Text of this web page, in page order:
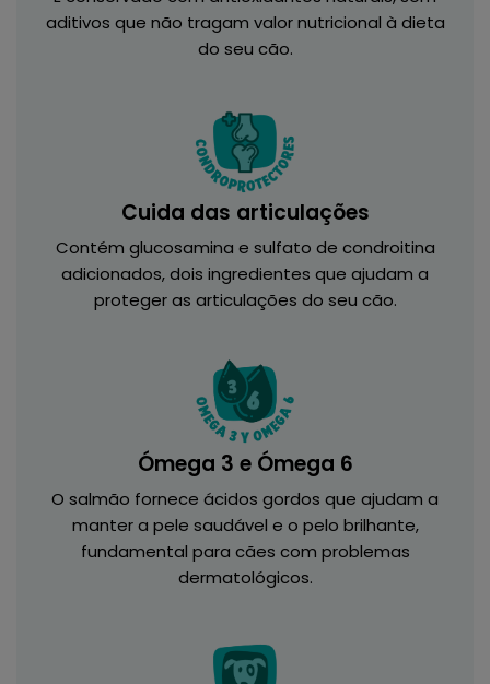
aditivos que não tragam valor nutricional à dieta
do seu cão.
Cuida das articulações
Contém glucosamina e sulfato de condroitina
adicionados, dois ingredientes que ajudam a
proteger as articulações do seu cão.
Ómega 3 e Ómega 6
O salmão fornece ácidos gordos que ajudam a
manter a pele saudável e o pelo brilhante,
fundamental para cães com problemas
dermatológicos.